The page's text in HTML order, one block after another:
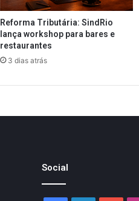
Reforma Tributária: SindRio
lança workshop para bares e
restaurantes
3 dias atrás
Social